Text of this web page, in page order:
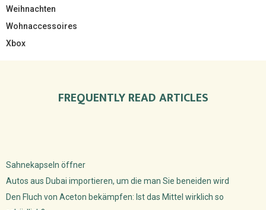
Weihnachten
Wohnaccessoires
Xbox
FREQUENTLY READ ARTICLES
Sahnekapseln öffner
Autos aus Dubai importieren, um die man Sie beneiden wird
Den Fluch von Aceton bekämpfen: Ist das Mittel wirklich so